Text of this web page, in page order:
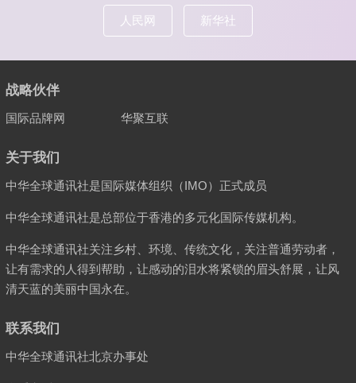
人民网 新华社
战略伙伴
国际品牌网 华聚互联
关于我们
中华全球通讯社是国际媒体组织（IMO）正式成员
中华全球通讯社是总部位于香港的多元化国际传媒机构。
中华全球通讯社关注乡村、环境、传统文化，关注普通劳动者，
让有需求的人得到帮助，让感动的泪水将紧锁的眉头舒展，让风
清天蓝的美丽中国永在。
联系我们
中华全球通讯社北京办事处